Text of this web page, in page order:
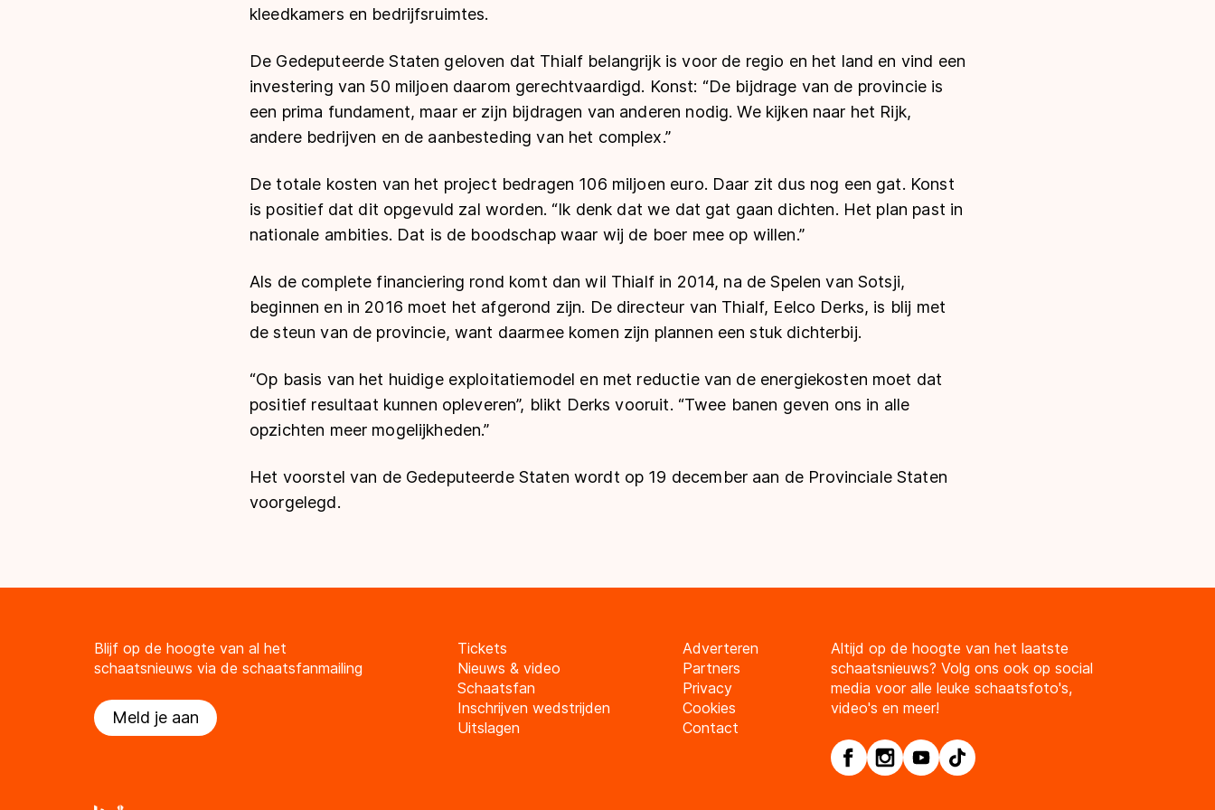
kleedkamers en bedrijfsruimtes.
De Gedeputeerde Staten geloven dat Thialf belangrijk is voor de regio en het land en vind een
investering van 50 miljoen daarom gerechtvaardigd. Konst: “De bijdrage van de provincie is
een prima fundament, maar er zijn bijdragen van anderen nodig. We kijken naar het Rijk,
andere bedrijven en de aanbesteding van het complex.”
De totale kosten van het project bedragen 106 miljoen euro. Daar zit dus nog een gat. Konst
is positief dat dit opgevuld zal worden. “Ik denk dat we dat gat gaan dichten. Het plan past in
nationale ambities. Dat is de boodschap waar wij de boer mee op willen.”
Als de complete financiering rond komt dan wil Thialf in 2014, na de Spelen van Sotsji,
beginnen en in 2016 moet het afgerond zijn. De directeur van Thialf, Eelco Derks, is blij met
de steun van de provincie, want daarmee komen zijn plannen een stuk dichterbij.
“Op basis van het huidige exploitatiemodel en met reductie van de energiekosten moet dat
positief resultaat kunnen opleveren”, blikt Derks vooruit. “Twee banen geven ons in alle
opzichten meer mogelijkheden.”
Het voorstel van de Gedeputeerde Staten wordt op 19 december aan de Provinciale Staten
voorgelegd.
Blijf op de hoogte van al het
schaatsnieuws via de schaatsfanmailing
Meld je aan
Tickets
Nieuws & video
Schaatsfan
Inschrijven wedstrijden
Uitslagen
Adverteren
Partners
Privacy
Cookies
Contact
Altijd op de hoogte van het laatste
schaatsnieuws? Volg ons ook op social
media voor alle leuke schaatsfoto's,
video's en meer!